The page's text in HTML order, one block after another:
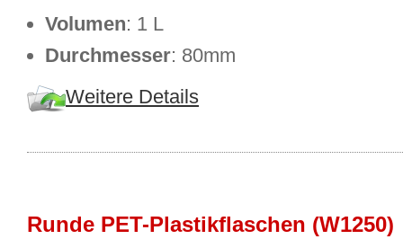
Volumen: 1 L
Durchmesser: 80mm
Weitere Details
Runde PET-Plastikflaschen (W1250)